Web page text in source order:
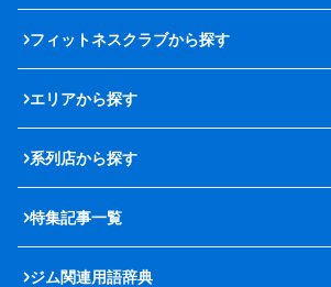
フィットネスクラブから探す
エリアから探す
系列店から探す
特集記事一覧
ジム関連用語辞典